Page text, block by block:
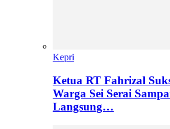
Kepri
Ketua RT Fahrizal
Warga Sei Serai
Langsung…